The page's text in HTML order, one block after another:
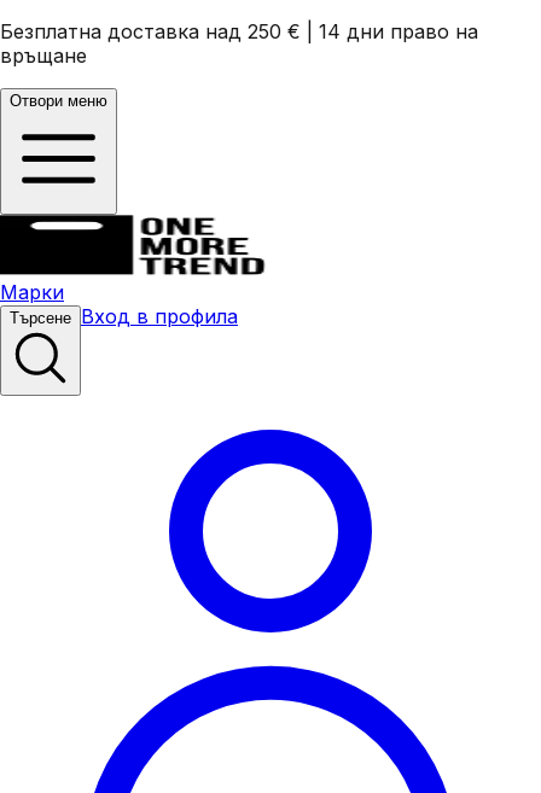
Безплатна доставка над 250 €
14 дни право на
връщане
Отвори меню
Марки
Търсене Вход в профила